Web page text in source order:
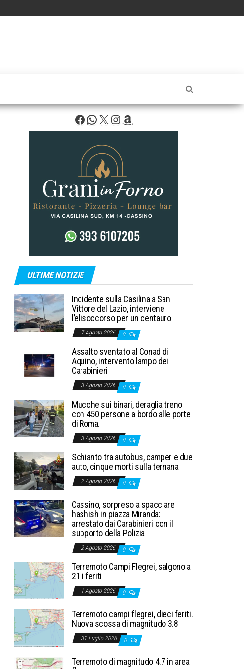
Facebook
WhatsApp
X Instagram
Amazon
ULTIME NOTIZIE
Incidente sulla Casilina a San
Vittore del Lazio, interviene
l’elisoccorso per un centauro
7 Agosto 2026 0
Assalto sventato al Conad di
Aquino, intervento lampo dei
Carabinieri
3 Agosto 2026 0
Mucche sui binari, deraglia treno
con 450 persone a bordo alle porte
di Roma.
3 Agosto 2026 0
Schianto tra autobus, camper e due
auto, cinque morti sulla ternana
2 Agosto 2026 0
Cassino, sorpreso a spacciare
hashish in piazza Miranda:
arrestato dai Carabinieri con il
supporto della Polizia
2 Agosto 2026 0
Terremoto Campi Flegrei, salgono a
21 i feriti
1 Agosto 2026 0
Terremoto campi flegrei, dieci feriti.
Nuova scossa di magnitudo 3.8
31 Luglio 2026 0
Terremoto di magnitudo 4.7 in area